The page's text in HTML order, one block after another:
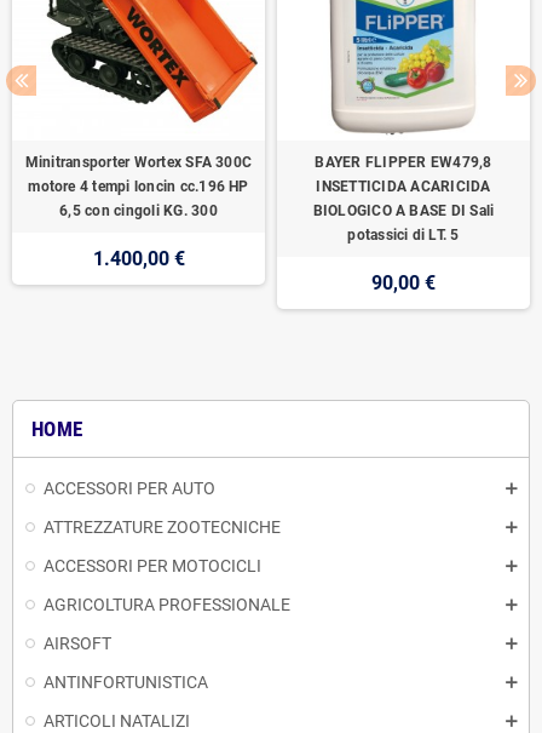
HOME
ACCESSORI PER AUTO
ATTREZZATURE ZOOTECNICHE
ACCESSORI PER MOTOCICLI
AGRICOLTURA PROFESSIONALE
AIRSOFT
ANTINFORTUNISTICA
ARTICOLI NATALIZI
Minitransporter Wortex SFA 300C
motore 4 tempi loncin cc.196 HP
6,5 con cingoli KG. 300
1.400,00 €
BAYER FLIPPER EW479,8
INSETTICIDA ACARICIDA
BIOLOGICO A BASE DI Sali
potassici di LT. 5
90,00 €